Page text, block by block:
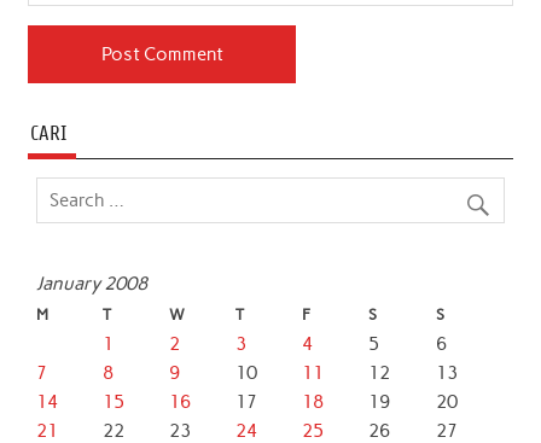
CARI
January 2008
M T W T F S S
1 2 3 4 5
6
7
8 9 10 11 12
13
14
15 16 17 18 19
20
21
22 23 24 25 26
27